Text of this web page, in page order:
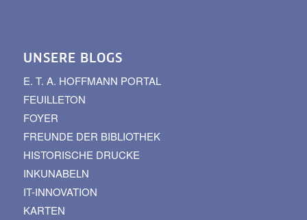
UNSERE BLOGS
E. T. A. HOFFMANN PORTAL
FEUILLETON
FOYER
FREUNDE DER BIBLIOTHEK
HISTORISCHE DRUCKE
INKUNABELN
IT-INNOVATION
KARTEN